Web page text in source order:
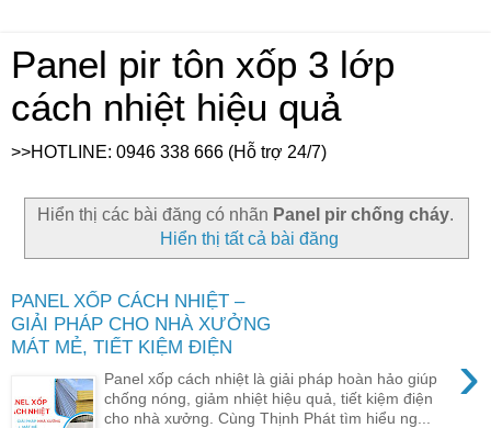
Panel pir tôn xốp 3 lớp
cách nhiệt hiệu quả
>>HOTLINE: 0946 338 666 (Hỗ trợ 24/7)
Hiển thị các bài đăng có nhãn Panel pir chống cháy.
Hiển thị tất cả bài đăng
PANEL XỐP CÁCH NHIỆT –
GIẢI PHÁP CHO NHÀ XƯỞNG
MÁT MẺ, TIẾT KIỆM ĐIỆN
›
Panel xốp cách nhiệt là giải pháp hoàn hảo giúp
chống nóng, giảm nhiệt hiệu quả, tiết kiệm điện
cho nhà xưởng. Cùng Thịnh Phát tìm hiểu ng...